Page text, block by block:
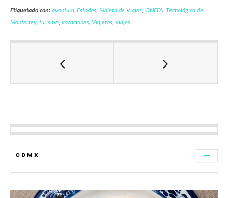
Etiquetado con: aventura,Estados ,Maleta de Viajes, ONEFA ,Tecnológico de
Monterrey, turismo, vacaciones,Viajeros ,viajes
CDMX